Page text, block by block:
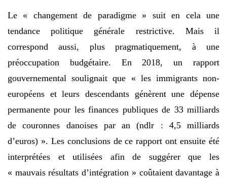
Le « changement de paradigme » suit en cela une
tendance politique générale restrictive. Mais il
correspond aussi, plus pragmatiquement, à une
préoccupation budgétaire. En 2018, un rapport
gouvernemental soulignait que « les immigrants non-
européens et leurs descendants génèrent une dépense
permanente pour les finances publiques de 33 milliards
de couronnes danoises par an (ndlr : 4,5 milliards
d’euros) ». Les conclusions de ce rapport ont ensuite été
interprétées et utilisées afin de suggérer que les
« mauvais résultats d’intégration » coûtaient davantage à